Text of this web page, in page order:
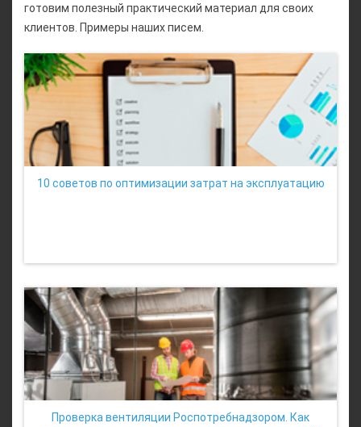
готовим полезный практический материал для своих
клиентов. Примеры наших писем.
10 советов по оптимизации затрат на эксплуатацию
Проверка вентиляции Роспотребнадзором. Как